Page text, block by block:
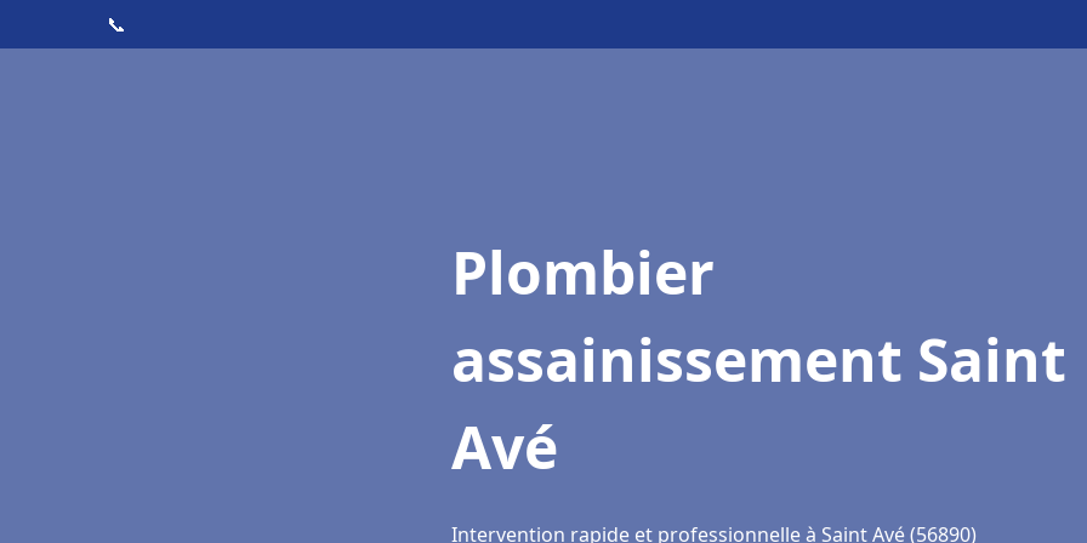
📞
Plombier
assainissement Saint
Avé
Intervention rapide et professionnelle à Saint Avé (56890)